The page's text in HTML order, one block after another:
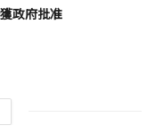
政府批准